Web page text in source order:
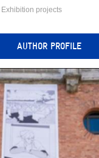
Exhibition projects
AUTHOR PROFILE